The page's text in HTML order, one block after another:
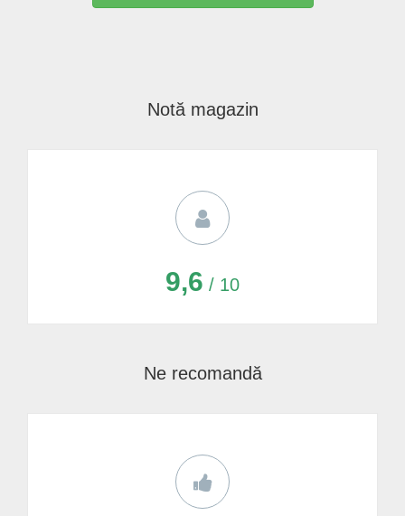
Notă magazin
9,6 / 10
Ne recomandă